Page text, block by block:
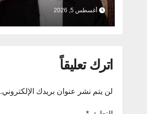
أغسطس 5, 2026
اترك تعليقاً
لن يتم نشر عنوان بريدك الإلكتروني.